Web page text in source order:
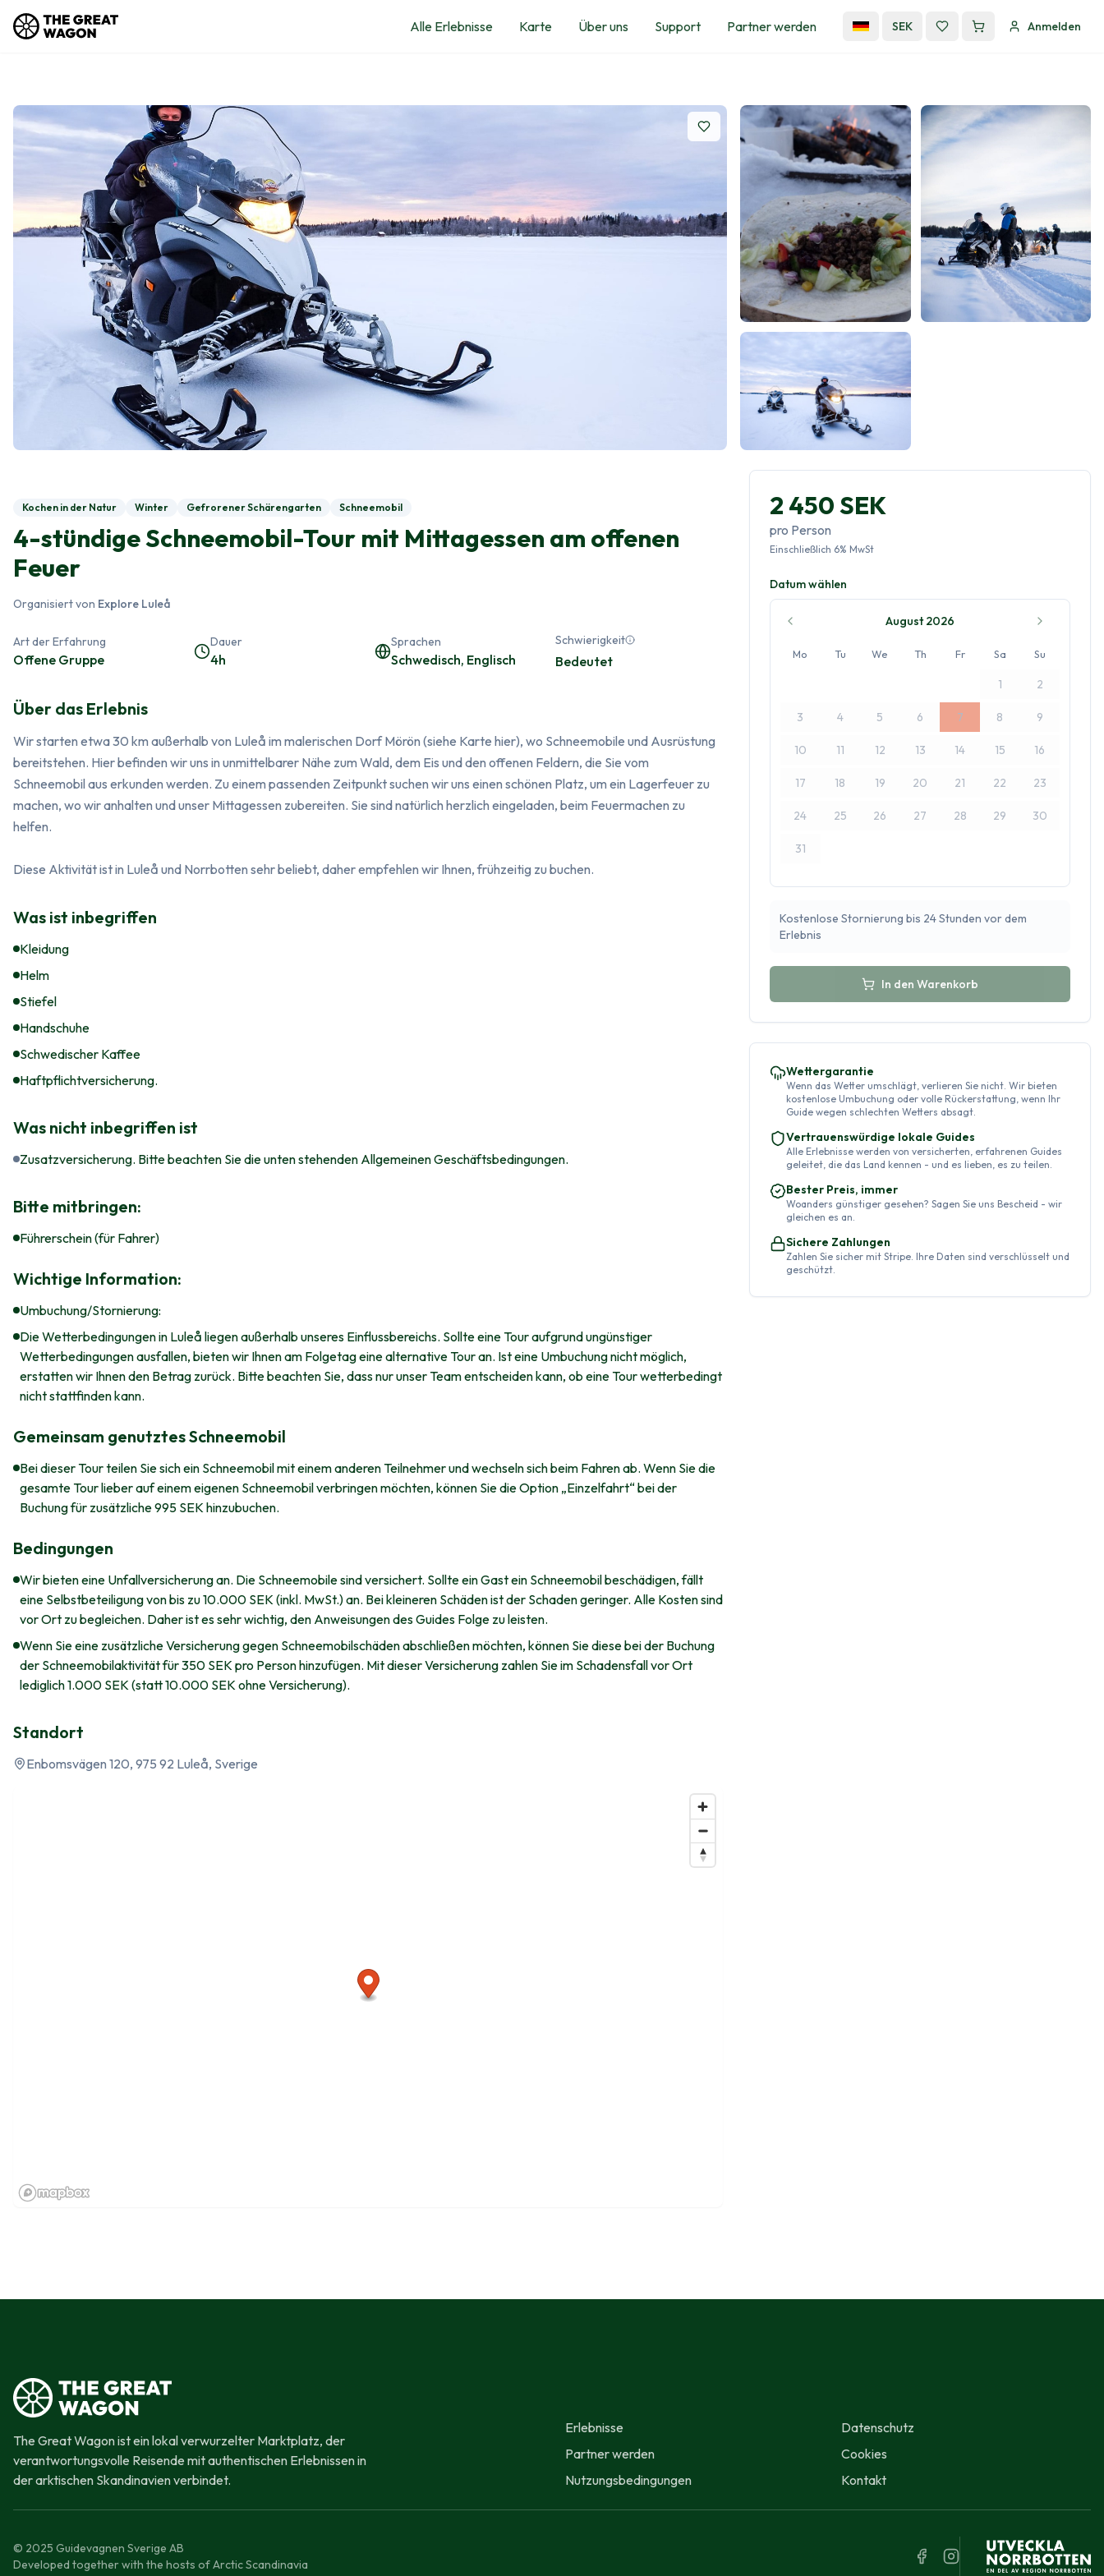
Alle Erlebnisse Karte Über uns Support Partner werden SEK Anmelden
Kochen in der Natur Winter Gefrorener Schärengarten Schneemobil
4-stündige Schneemobil-Tour mit Mittagessen am offenen
Feuer
Organisiert von Explore Luleå
Art der Erfahrung
Offene Gruppe
Dauer
4h
Sprachen
Schwedisch, Englisch
Schwierigkeit
Bedeutet
Über das Erlebnis
Wir starten etwa 30 km außerhalb von Luleå im malerischen Dorf Mörön (siehe Karte hier), wo Schneemobile und Ausrüstung
bereitstehen. Hier befinden wir uns in unmittelbarer Nähe zum Wald, dem Eis und den offenen Feldern, die Sie vom
Schneemobil aus erkunden werden. Zu einem passenden Zeitpunkt suchen wir uns einen schönen Platz, um ein Lagerfeuer zu
machen, wo wir anhalten und unser Mittagessen zubereiten. Sie sind natürlich herzlich eingeladen, beim Feuermachen zu
helfen.
Diese Aktivität ist in Luleå und Norrbotten sehr beliebt, daher empfehlen wir Ihnen, frühzeitig zu buchen.
Was ist inbegriffen
Kleidung
Helm
Stiefel
Handschuhe
Schwedischer Kaffee
Haftpflichtversicherung.
Was nicht inbegriffen ist
Zusatzversicherung. Bitte beachten Sie die unten stehenden Allgemeinen Geschäftsbedingungen.
Bitte mitbringen:
Führerschein (für Fahrer)
Wichtige Information:
Umbuchung/Stornierung:
Die Wetterbedingungen in Luleå liegen außerhalb unseres Einflussbereichs. Sollte eine Tour aufgrund ungünstiger
Wetterbedingungen ausfallen, bieten wir Ihnen am Folgetag eine alternative Tour an. Ist eine Umbuchung nicht möglich,
erstatten wir Ihnen den Betrag zurück. Bitte beachten Sie, dass nur unser Team entscheiden kann, ob eine Tour wetterbedingt
nicht stattfinden kann.
Gemeinsam genutztes Schneemobil
Bei dieser Tour teilen Sie sich ein Schneemobil mit einem anderen Teilnehmer und wechseln sich beim Fahren ab. Wenn Sie die
gesamte Tour lieber auf einem eigenen Schneemobil verbringen möchten, können Sie die Option „Einzelfahrt“ bei der
Buchung für zusätzliche 995 SEK hinzubuchen.
Bedingungen
Wir bieten eine Unfallversicherung an. Die Schneemobile sind versichert. Sollte ein Gast ein Schneemobil beschädigen, fällt
eine Selbstbeteiligung von bis zu 10.000 SEK (inkl. MwSt.) an. Bei kleineren Schäden ist der Schaden geringer. Alle Kosten sind
vor Ort zu begleichen. Daher ist es sehr wichtig, den Anweisungen des Guides Folge zu leisten.
Wenn Sie eine zusätzliche Versicherung gegen Schneemobilschäden abschließen möchten, können Sie diese bei der Buchung
der Schneemobilaktivität für 350 SEK pro Person hinzufügen. Mit dieser Versicherung zahlen Sie im Schadensfall vor Ort
lediglich 1.000 SEK (statt 10.000 SEK ohne Versicherung).
Standort
Enbomsvägen 120, 975 92 Luleå, Sverige
2 450 SEK
pro Person
Einschließlich 6% MwSt
Datum wählen
August 2026
Mo Tu We Th Fr Sa Su
1 2
3 4 5 6 7 8 9
10 11 12 13 14 15 16
17 18 19 20 21 22 23
24 25 26 27 28 29 30
31
Kostenlose Stornierung bis 24 Stunden vor dem
Erlebnis
In den Warenkorb
Wettergarantie
Wenn das Wetter umschlägt, verlieren Sie nicht. Wir bieten
kostenlose Umbuchung oder volle Rückerstattung, wenn Ihr
Guide wegen schlechten Wetters absagt.
Vertrauenswürdige lokale Guides
Alle Erlebnisse werden von versicherten, erfahrenen Guides
geleitet, die das Land kennen - und es lieben, es zu teilen.
Bester Preis, immer
Woanders günstiger gesehen? Sagen Sie uns Bescheid - wir
gleichen es an.
Sichere Zahlungen
Zahlen Sie sicher mit Stripe. Ihre Daten sind verschlüsselt und
geschützt.
The Great Wagon ist ein lokal verwurzelter Marktplatz, der
verantwortungsvolle Reisende mit authentischen Erlebnissen in
der arktischen Skandinavien verbindet.
Erlebnisse
Partner werden
Nutzungsbedingungen
Datenschutz
Cookies
Kontakt
© 2025 Guidevagnen Sverige AB
Developed together with the hosts of Arctic Scandinavia